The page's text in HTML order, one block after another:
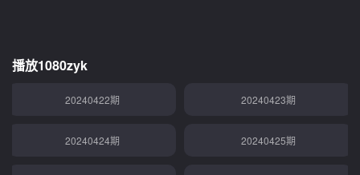
播放1080zyk
20240422期 20240423期
20240424期 20240425期